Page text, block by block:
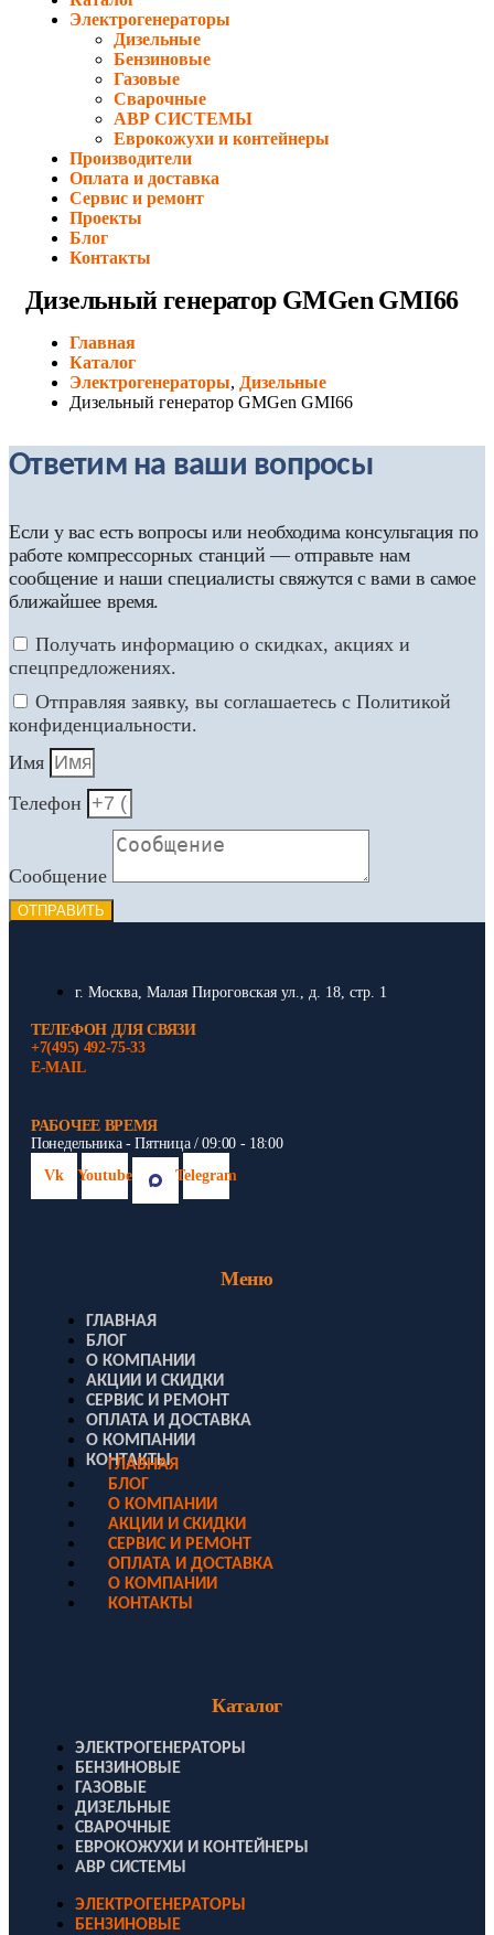
Электрогенераторы
Дизельные
Бензиновые
Газовые
Сварочные
АВР СИСТЕМЫ
Еврокожухи и контейнеры
Производители
Оплата и доставка
Сервис и ремонт
Проекты
Блог
Контакты
Дизельный генератор GMGen GMI66
Главная
Каталог
Электрогенераторы, Дизельные
Дизельный генератор GMGen GMI66
Ответим на ваши вопросы
Если у вас есть вопросы или необходима консультация по
работе компрессорных станций — отправьте нам
сообщение и наши специалисты свяжутся с вами в самое
ближайшее время.
Получать информацию о скидках, акциях и
спецпредложениях.
Отправляя заявку, вы соглашаетесь с Политикой
конфиденциальности.
Имя
Телефон
Сообщение
ОТПРАВИТЬ
г. Москва, Малая Пироговская ул., д. 18, стр. 1
ТЕЛЕФОН ДЛЯ СВЯЗИ
+7(495) 492-75-33
E-MAIL
РАБОЧЕЕ ВРЕМЯ
Понедельника - Пятница / 09:00 - 18:00
Vk
Youtube Telegram
Меню
ГЛАВНАЯ
БЛОГ
О КОМПАНИИ
АКЦИИ И СКИДКИ
СЕРВИС И РЕМОНТ
ОПЛАТА И ДОСТАВКА
О КОМПАНИИ
КОНТАКТЫ
ГЛАВНАЯ
БЛОГ
О КОМПАНИИ
АКЦИИ И СКИДКИ
СЕРВИС И РЕМОНТ
ОПЛАТА И ДОСТАВКА
О КОМПАНИИ
КОНТАКТЫ
Каталог
ЭЛЕКТРОГЕНЕРАТОРЫ
БЕНЗИНОВЫЕ
ГАЗОВЫЕ
ДИЗЕЛЬНЫЕ
СВАРОЧНЫЕ
ЕВРОКОЖУХИ И КОНТЕЙНЕРЫ
АВР СИСТЕМЫ
ЭЛЕКТРОГЕНЕРАТОРЫ
БЕНЗИНОВЫЕ